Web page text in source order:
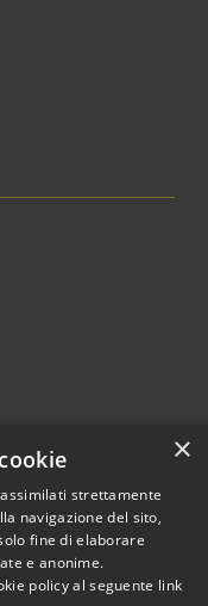
×
strettamente
navigazione del sito,
fine di elaborare
e anonime.
policy al seguente link